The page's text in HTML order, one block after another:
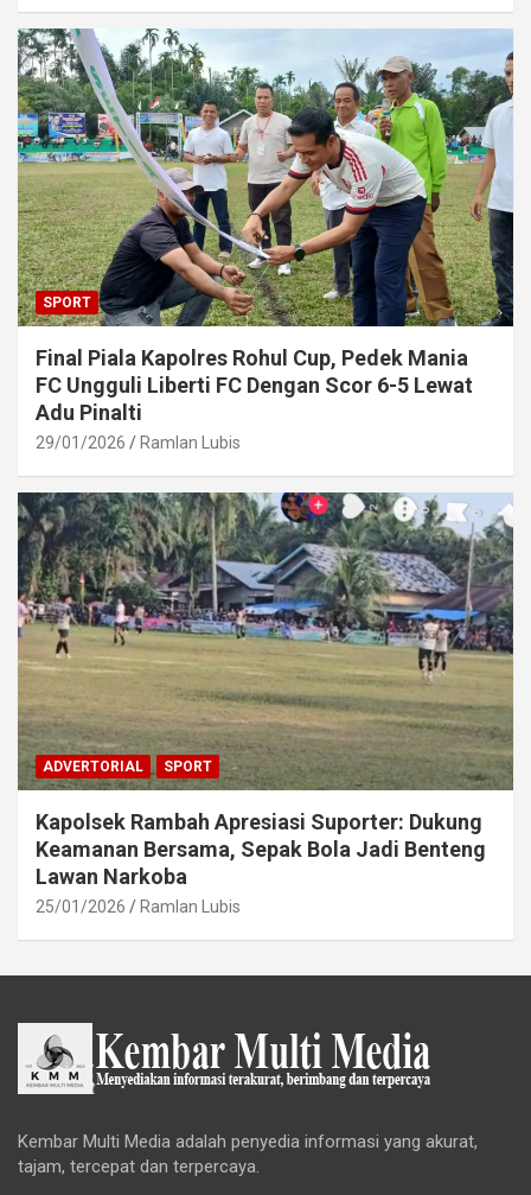
SPORT
Final Piala Kapolres Rohul Cup, Pedek Mania
FC Ungguli Liberti FC Dengan Scor 6-5 Lewat
Adu Pinalti
29/01/2026 Ramlan Lubis
ADVERTORIAL SPORT
Kapolsek Rambah Apresiasi Suporter: Dukung
Keamanan Bersama, Sepak Bola Jadi Benteng
Lawan Narkoba
25/01/2026 Ramlan Lubis
Kembar Multi Media adalah penyedia informasi yang akurat,
tajam, tercepat dan terpercaya.